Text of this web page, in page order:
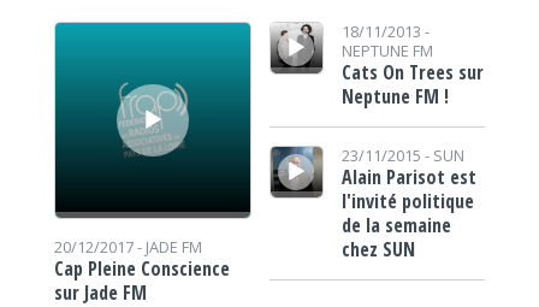
Lecteur audio
20/12/2017 - JADE FM
Cap Pleine Conscience
sur Jade FM
Lecteur audio18/11/2013 -
NEPTUNE FM
Cats On Trees sur
Neptune FM !
Lecteur audio
23/11/2015 - SUN
Alain Parisot est
l'invité politique
de la semaine
chez SUN